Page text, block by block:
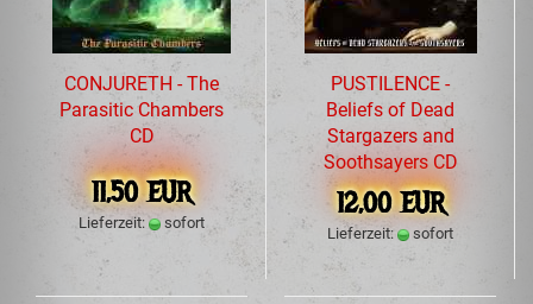
CONJURETH - The
Parasitic Chambers
CD
11,50 EUR
Lieferzeit: sofort
PUSTILENCE -
Beliefs of Dead
Stargazers and
Soothsayers CD
12,00 EUR
Lieferzeit: sofort